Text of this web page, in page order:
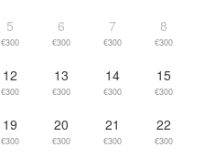
5
€300
6
€300
7
€300
8
€300
12
€300
13
€300
14
€300
15
€300
19
€300
20
€300
21
€300
22
€300